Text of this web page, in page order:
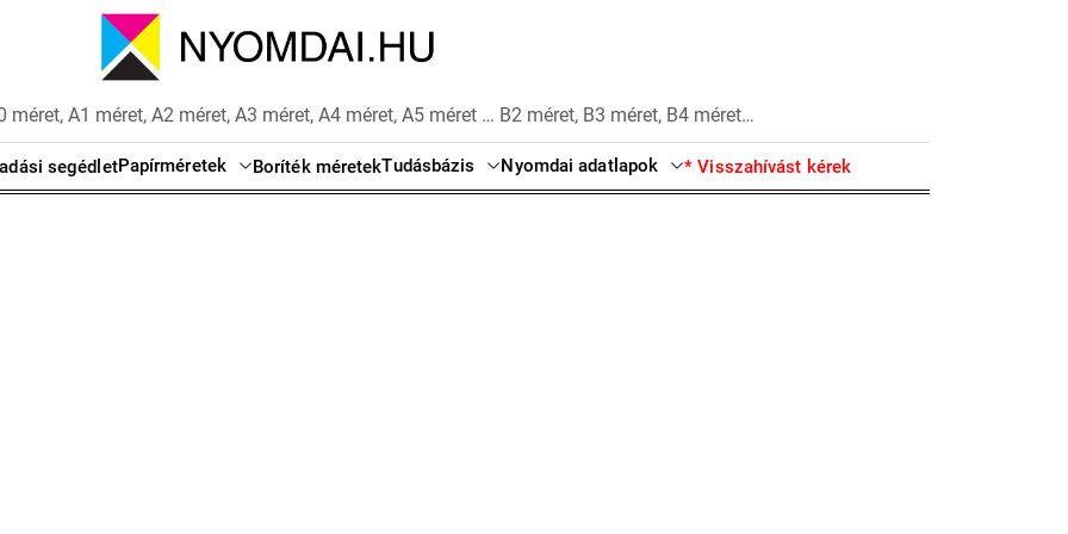
méret, A1 méret, A2 méret, A3 méret, A4 méret, A5 méret … B2 méret, B3 méret, B4 méret…
segédletPapírméretek Boríték méretekTudásbázis Nyomdai adatlapok * Visszahívást kérek